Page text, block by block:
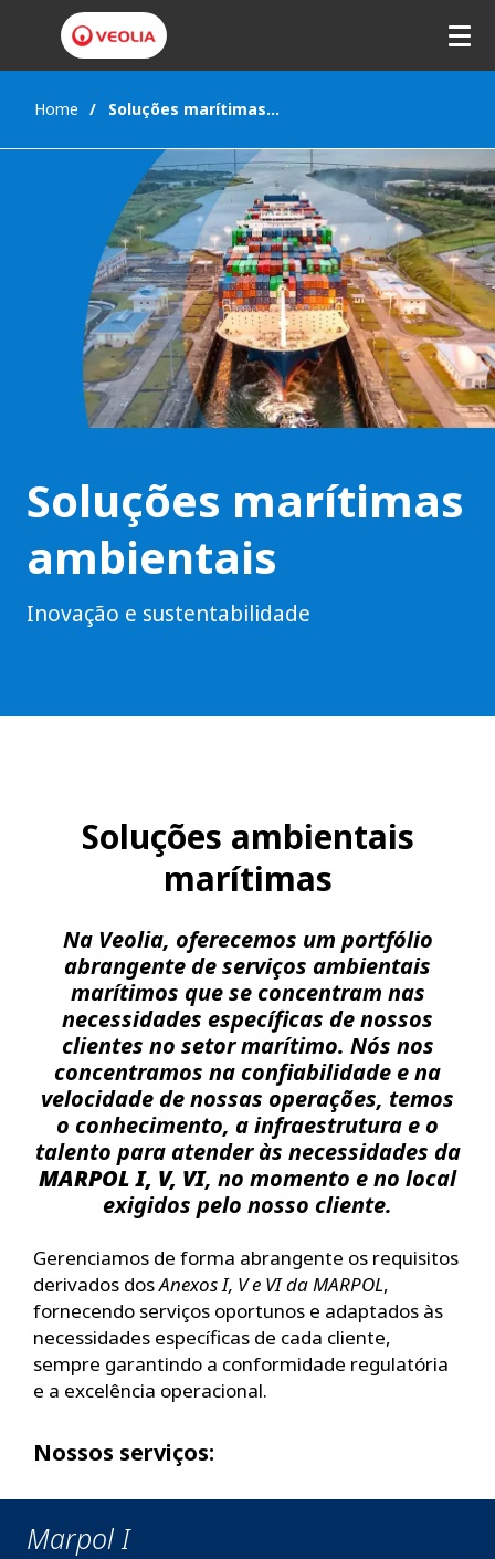
Home Soluções marítimas ambientais
Soluções marítimas
ambientais
Inovação e sustentabilidade
Soluções ambientais
marítimas
Na Veolia, oferecemos um portfólio
abrangente de serviços ambientais
marítimos que se concentram nas
necessidades específicas de nossos
clientes no setor marítimo. Nós nos
concentramos na confiabilidade e na
velocidade de nossas operações, temos
o conhecimento, a infraestrutura e o
talento para atender às necessidades da
MARPOL I, V, VI, no momento e no local
exigidos pelo nosso cliente.
Gerenciamos de forma abrangente os requisitos
derivados dosAnexos I, V e VI da MARPOL,
fornecendo serviços oportunos e adaptados às
necessidades específicas de cada cliente,
sempre garantindo a conformidade regulatória
e a excelência operacional.
Nossos serviços:
Marpol I